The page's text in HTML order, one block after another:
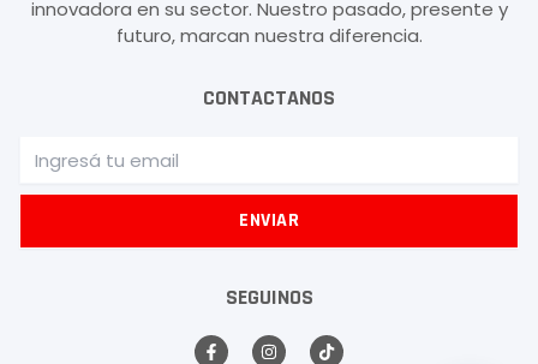
innovadora en su sector. Nuestro pasado, presente y
futuro, marcan nuestra diferencia.
CONTACTANOS
ENVIAR
SEGUINOS
F I T